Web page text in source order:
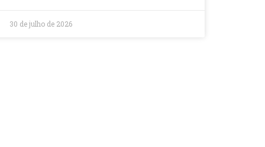
30 de julho de 2026